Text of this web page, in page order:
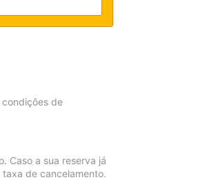
de
Caso a sua reserva já
de cancelamento.